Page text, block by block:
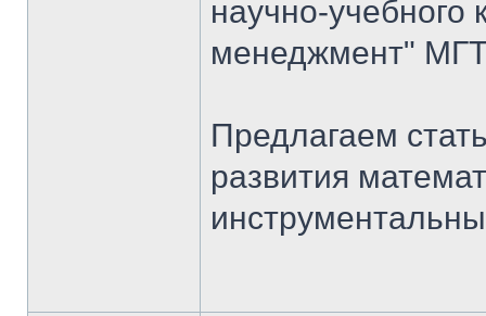
научно-
менеджмент"
Предлагаем
развития